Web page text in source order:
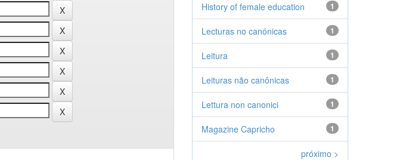
1
History of female education
1
Lecturas no canónicas
1
Leitura
1
Leituras não canônicas
1
Lettura non canonici
1
Magazine Capricho
próximo >